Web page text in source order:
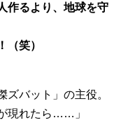
作るより、地球を守
（笑）
ズバット」の主役。
現れたら……」